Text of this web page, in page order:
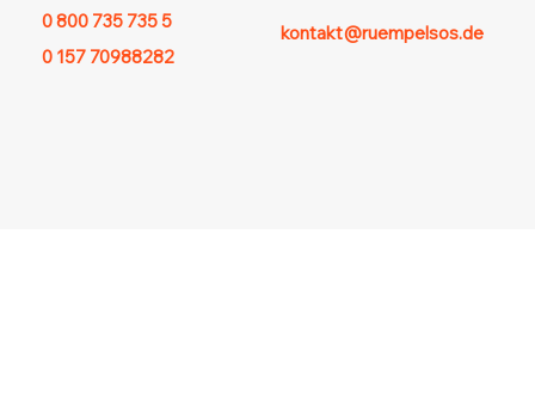
0 800 735 735 5
0 157 70988282
kontakt@ruempelsos.de